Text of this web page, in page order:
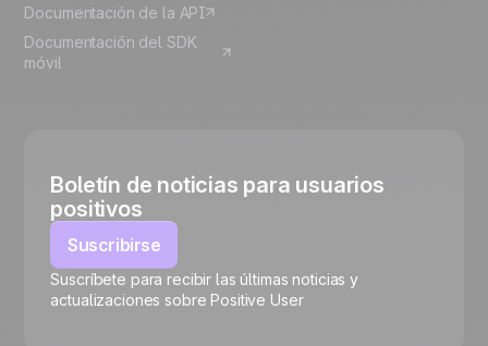
🍪
Documentación de la API
Documentación del SDK
móvil
Boletín de noticias para usuarios
positivos
Suscribirse
Suscríbete para recibir las últimas noticias y
actualizaciones sobre Positive User